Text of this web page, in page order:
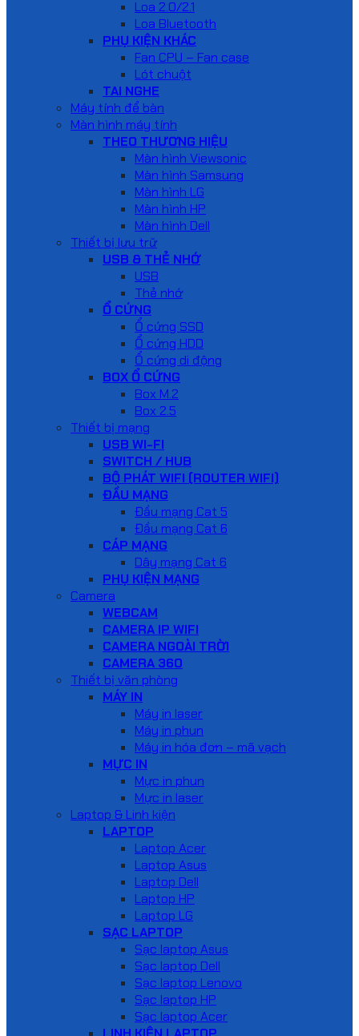
Loa 2.0/2.1
Loa Bluetooth
PHỤ KIỆN KHÁC
Fan CPU – Fan case
Lót chuột
TAI NGHE
Máy tính để bàn
Màn hình máy tính
THEO THƯƠNG HIỆU
Màn hình Viewsonic
Màn hình Samsung
Màn hình LG
Màn hình HP
Màn hình Dell
Thiết bị lưu trữ
USB & THẺ NHỚ
USB
Thẻ nhớ
Ổ CỨNG
Ổ cứng SSD
Ổ cứng HDD
Ổ cứng di động
BOX Ổ CỨNG
Box M.2
Box 2.5
Thiết bị mạng
USB WI-FI
SWITCH / HUB
BỘ PHÁT WIFI (ROUTER WIFI)
ĐẦU MẠNG
Đầu mạng Cat 5
Đầu mạng Cat 6
CÁP MẠNG
Dây mạng Cat 6
PHỤ KIỆN MẠNG
Camera
WEBCAM
CAMERA IP WIFI
CAMERA NGOÀI TRỜI
CAMERA 360
Thiết bị văn phòng
MÁY IN
Máy in laser
Máy in phun
Máy in hóa đơn – mã vạch
MỰC IN
Mực in phun
Mực in laser
Laptop & Linh kiện
LAPTOP
Laptop Acer
Laptop Asus
Laptop Dell
Laptop HP
Laptop LG
SẠC LAPTOP
Sạc laptop Asus
Sạc laptop Dell
Sạc laptop Lenovo
Sạc laptop HP
Sạc laptop Acer